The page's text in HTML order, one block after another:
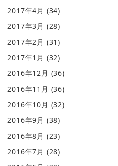
2017年4月 (34)
2017年3月 (28)
2017年2月 (31)
2017年1月 (32)
2016年12月 (36)
2016年11月 (36)
2016年10月 (32)
2016年9月 (38)
2016年8月 (23)
2016年7月 (28)